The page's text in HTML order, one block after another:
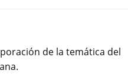
de la temática del